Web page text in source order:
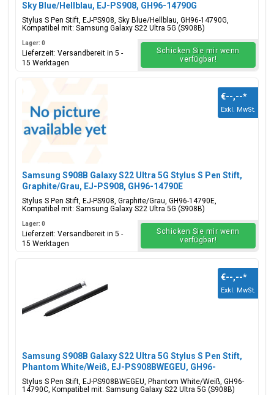
Sky Blue/Hellblau, EJ-PS908, GH96-14790G
Stylus S Pen Stift, EJ-PS908, Sky Blue/Hellblau, GH96-14790G,
Kompatibel mit: Samsung Galaxy S22 Ultra 5G (S908B)
Lager: 0
Lieferzeit: Versandbereit in 5 -
15 Werktagen
Schicken Sie mir wenn
verfügbar!
Samsung S908B Galaxy S22 Ultra 5G Stylus S Pen Stift,
Graphite/Grau, EJ-PS908, GH96-14790E
Stylus S Pen Stift, EJ-PS908, Graphite/Grau, GH96-14790E,
Kompatibel mit: Samsung Galaxy S22 Ultra 5G (S908B)
€--,--*
Exkl. MwSt.
Lager: 0
Lieferzeit: Versandbereit in 5 -
15 Werktagen
Schicken Sie mir wenn
verfügbar!
Samsung S908B Galaxy S22 Ultra 5G Stylus S Pen Stift,
Phantom White/Weiß, EJ-PS908BWEGEU, GH96-
14790C
Stylus S Pen Stift, EJ-PS908BWEGEU, Phantom White/Weiß, GH96-
14790C, Kompatibel mit: Samsung Galaxy S22 Ultra 5G (S908B)
€--,--*
Exkl. MwSt.